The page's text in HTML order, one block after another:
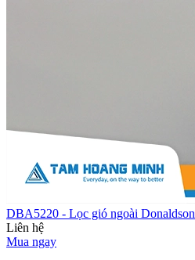
DBA5220 - Lọc gió ngoài Donaldson
Liên hệ
Mua ngay